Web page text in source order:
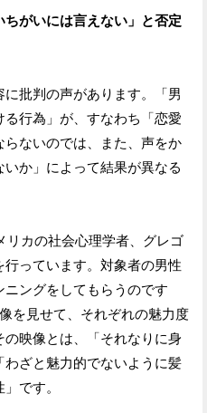
がいには言えない」と否定
に批判の声があります。「男
行為」が、すなわち「恋愛
ないのでは、また、声をか
か」によって結果が異なる
リカの社会心理学者、グレゴ
っています。対象者の男性
ングをしてもらうのです
を見せて、それぞれの魅力度
映像とは、「それなりに身
ざと魅力的でないように髪
です。